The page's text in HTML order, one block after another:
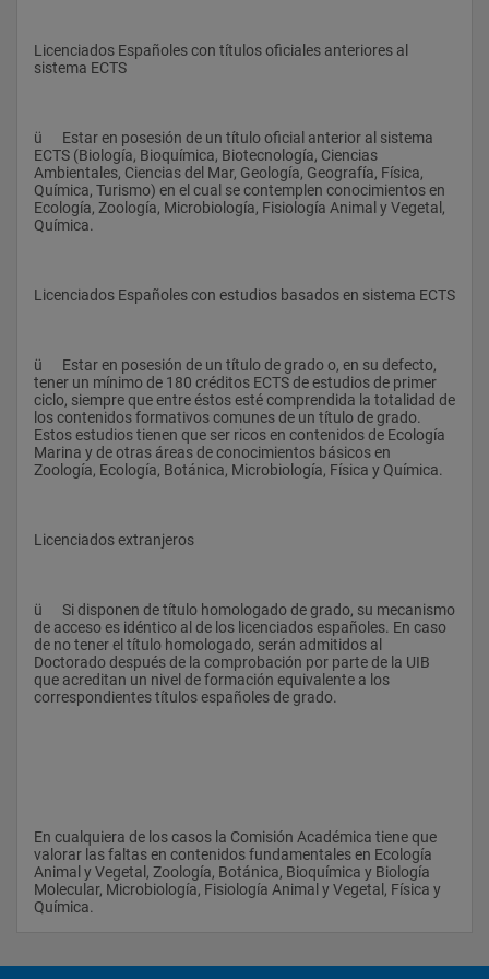
-         Evaluar  el impacto antrópico al medio marino: puertos
deportivos, regeneración de playas, contaminación,
sobrepesca.
-         Conocer las herramientas estadísticas para el
-         Diseñar y Gestionar proyectos científicos en ecología
marina.
-         Evaluar los efectos de los contaminantes en la biota
-         Conocer los ecosistemas singulares a escala global
(escollos coralinos, mares polares, etc)
tratamiento de datos en el medio marino.
-         Estudiar los intercambios entre los océanos y la
1
Biología Marina
Ecología Acuática
15
Ecología Acuática
Licenciados Españoles con títulos oficiales anteriores al
sistema ECTS
ü      Estar en posesión de un título oficial anterior al sistema
ECTS (Biología, Bioquímica, Biotecnología, Ciencias
Ambientales, Ciencias del Mar, Geología, Geografía, Física,
Química, Turismo) en el cual se contemplen conocimientos en
Ecología, Zoología, Microbiología, Fisiología Animal y Vegetal,
Química.
Licenciados Españoles con estudios basados en sistema ECTS
ü      Estar en posesión de un título de grado o, en su defecto,
tener un mínimo de 180 créditos ECTS de estudios de primer
ciclo, siempre que entre éstos esté comprendida la totalidad de
los contenidos formativos comunes de un título de grado.
Estos estudios tienen que ser ricos en contenidos de Ecología
Marina y de otras áreas de conocimientos básicos en
Zoología, Ecología, Botánica, Microbiología, Física y Química.
Licenciados extranjeros
ü      Si disponen de título homologado de grado, su mecanismo
de acceso es idéntico al de los licenciados españoles. En caso
de no tener el título homologado, serán admitidos al
Doctorado después de la comprobación por parte de la UIB
que acreditan un nivel de formación equivalente a los
correspondientes títulos españoles de grado.
En cualquiera de los casos la Comisión Académica tiene que
valorar las faltas en contenidos fundamentales en Ecología
Animal y Vegetal, Zoología, Botánica, Bioquímica y Biología
Molecular, Microbiología, Fisiología Animal y Vegetal, Física y
Química.